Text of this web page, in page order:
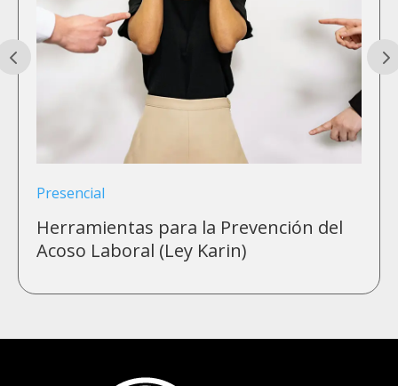
Presencial
Herramientas para la Prevención del
Acoso Laboral (Ley Karin)